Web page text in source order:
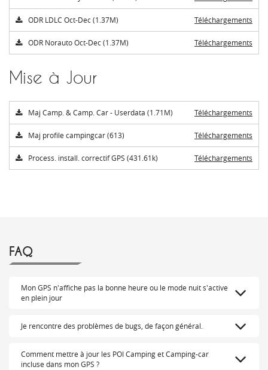
ODR LDLC Oct-Dec (1.37M) Téléchargements
ODR Norauto Oct-Dec (1.37M) Téléchargements
Mise à Jour
Maj Camp. & Camp. Car - Userdata (1.71M) Téléchargements
Maj profile campingcar (613) Téléchargements
Process. install. correctif GPS (431.61k) Téléchargements
FAQ
Mon GPS n'affiche pas la bonne heure ou le mode nuit s'active
en plein jour
Je rencontre des problèmes de bugs, de façon général.
Comment mettre à jour les POI Camping et Camping-car
incluse dans mon GPS ?